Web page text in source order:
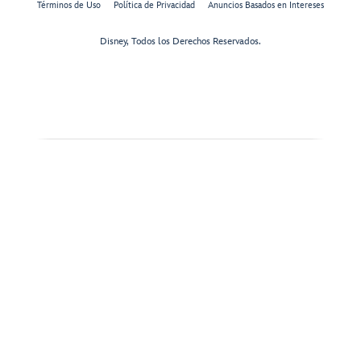
Términos de Uso Política de Privacidad Anuncios Basados en Intereses
Disney, Todos los Derechos Reservados.